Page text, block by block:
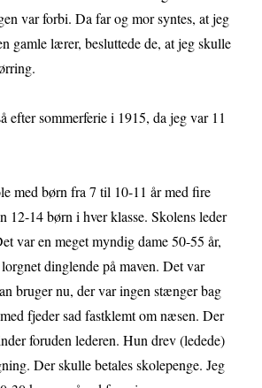
var forbi. Da far og mor syntes, at jeg
gamle lærer, besluttede de, at jeg skulle
efter sommerferie i 1915, da jeg var 11
med børn fra 7 til 10-11 år med fire
12-14 børn i hver klasse. Skolens leder
var en meget myndig dame 50-55 år,
dinglende på maven. Det var
bruger nu, der var ingen stænger bag
fjeder sad fastklemt om næsen. Der
foruden lederen. Hun drev (ledede)
Der skulle betales skolepenge. Jeg